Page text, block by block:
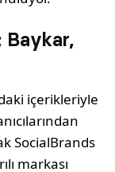
Baykar,
içerikleriyle
SocialBrands
markası